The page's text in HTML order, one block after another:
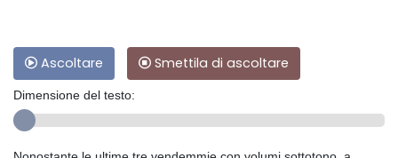
Ascoltare Smettila di ascoltare
Dimensione del testo: